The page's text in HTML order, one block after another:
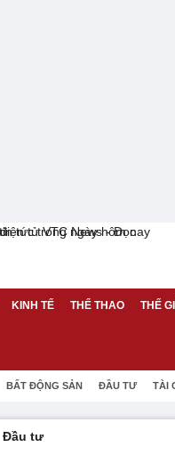
KINH TẾ THỂ THAO THẾ
BẤT ĐỘNG SẢN ĐẦU TƯ TÀI
Đầu tư